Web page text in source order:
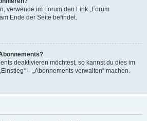
verwende im Forum den Link „Forum
Ende der Seite befindet.
deaktivieren möchtest, so kannst du dies im
– „Abonnements verwalten“ machen.